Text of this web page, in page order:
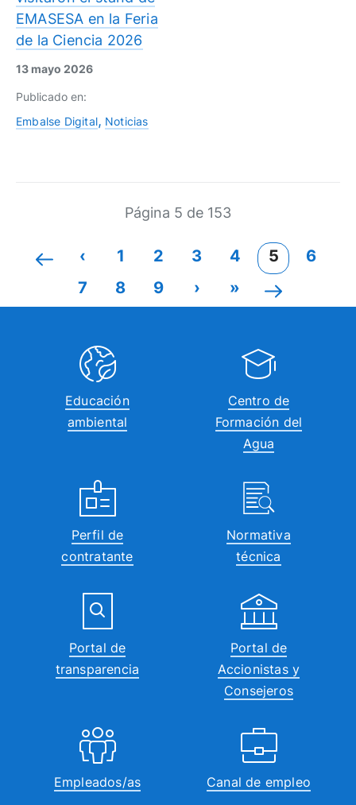
EMASESA en la Feria
de la Ciencia 2026
13 mayo 2026
Publicado en:
Embalse Digital Noticias
Página 5 de 153
‹ 1 2 3 4 5
6
7
8 9 › »
Educación
ambiental
Centro de
Formación del
Agua
Perfil de
contratante
Normativa
técnica
Portal de
transparencia
Portal de
Accionistas y
Consejeros
Empleados/as Canal de empleo